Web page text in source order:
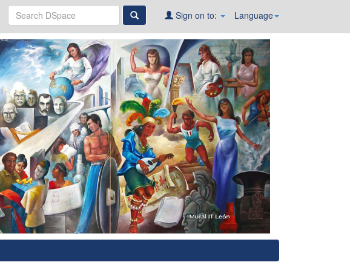
Language
Sign on to: